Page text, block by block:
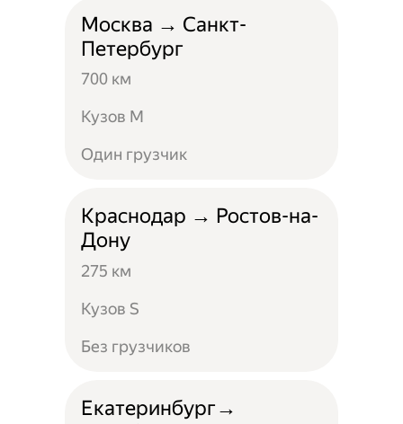
Москва → Санкт-
Петербург
700 км
Кузов M
Один грузчик
Краснодар → Ростов-на-
Дону
275 км
Кузов S
Без грузчиков
Екатеринбург→